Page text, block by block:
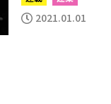
2021.01.01